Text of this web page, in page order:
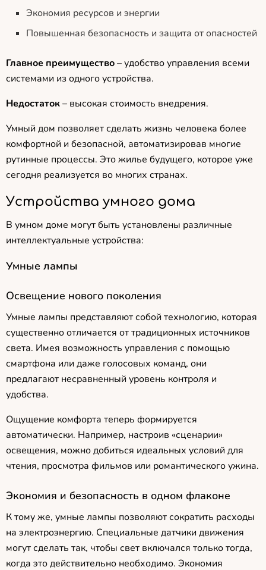
Экономия ресурсов и энергии
Повышенная безопасность и защита от опасностей
Главное преимущество– удобство управления всеми
системами из одного устройства.
Недостаток– высокая стоимость внедрения.
Умный дом позволяет сделать жизнь человека более
комфортной и безопасной, автоматизировав многие
рутинные процессы. Это жилье будущего, которое уже
сегодня реализуется во многих странах.
Устройства умного дома
В умном доме могут быть установлены различные
интеллектуальные устройства:
Умные лампы
Освещение нового поколения
Умные лампы представляют собой технологию, которая
существенно отличается от традиционных источников
света. Имея возможность управления с помощью
смартфона или даже голосовых команд, они
предлагают несравненный уровень контроля и
удобства.
Ощущение комфорта теперь формируется
автоматически. Например, настроив «сценарии»
освещения, можно добиться идеальных условий для
чтения, просмотра фильмов или романтического ужина.
Экономия и безопасность в одном флаконе
К тому же, умные лампы позволяют сократить расходы
на электроэнергию. Специальные датчики движения
могут сделать так, чтобы свет включался только тогда,
когда это действительно необходимо. Экономия